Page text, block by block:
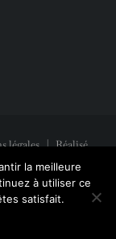
légales| Réalisé
la meilleure
à utiliser ce
satisfait.